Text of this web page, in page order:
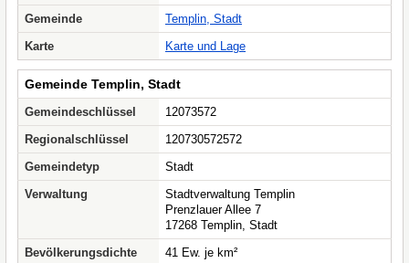
Gemeinde
Templin, Stadt
Karte
Karte und Lage
Gemeinde Templin, Stadt
Gemeindeschlüssel
12073572
Regionalschlüssel
120730572572
Gemeindetyp
Stadt
Verwaltung
Stadtverwaltung Templin
Prenzlauer Allee 7
17268 Templin, Stadt
Bevölkerungsdichte
41 Ew. je km²